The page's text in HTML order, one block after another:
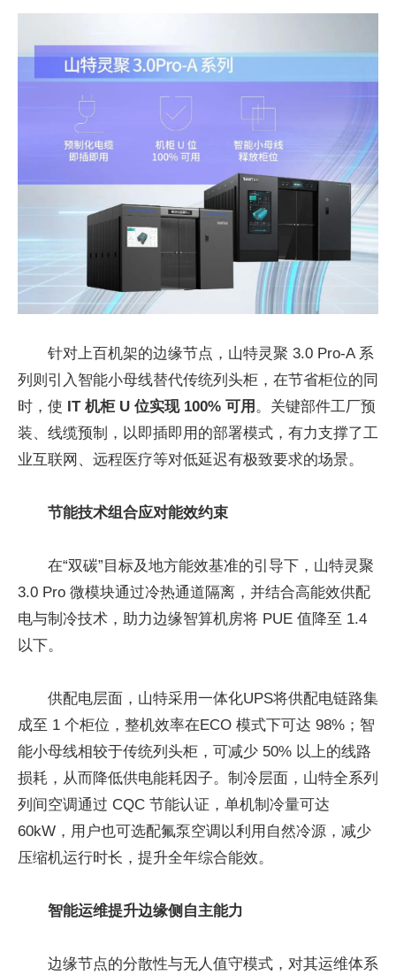
针对上百机架的边缘节点，山特灵聚 3.0 Pro-A 系
列则引入智能小母线替代传统列头柜，在节省柜位的同
时，使 IT 机柜 U 位实现 100% 可用 。关键部件工厂预
装、线缆预制，以即插即用的部署模式，有力支撑了工
业互联网、远程医疗等对低延迟有极致要求的场景。
节能技术组合应对能效约束
在“双碳”目标及地方能效基准的引导下，山特灵聚
3.0 Pro 微模块通过冷热通道隔离，并结合高能效供配
电与制冷技术，助力边缘智算机房将 PUE 值降至 1.4
以下。
供配电层面，山特采用一体化UPS将供配电链路集
成至 1 个柜位，整机效率在ECO 模式下可达 98%；智
能小母线相较于传统列头柜，可减少 50% 以上的线路
损耗，从而降低供电能耗因子。制冷层面，山特全系列
列间空调通过 CQC 节能认证，单机制冷量可达
60kW，用户也可选配氟泵空调以利用自然冷源，减少
压缩机运行时长，提升全年综合能效。
智能运维提升边缘侧自主能力
边缘节点的分散性与无人值守模式，对其运维体系